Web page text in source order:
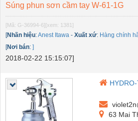
Súng phun sơn cầm tay W-61-1G
[Mã: G-36994-6][xem: 1381]
[Nhãn hiệu:Anest Itawa - Xuất xứ: Hàng chính
[Nơi bán: ]
2018-02-22 15:15:07]
63 Mai